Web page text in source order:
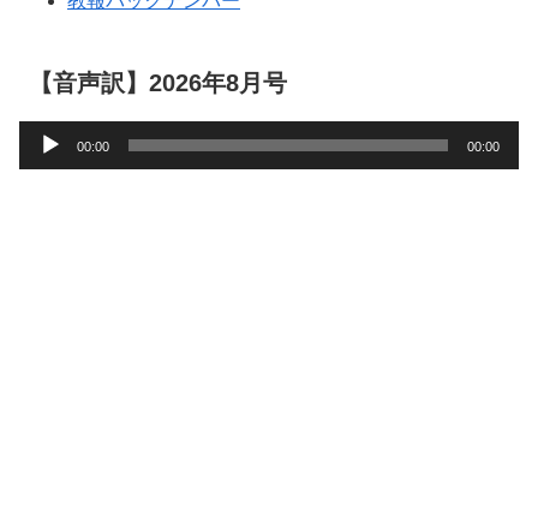
【音声訳】2026年8月号
声
00:00 00:00